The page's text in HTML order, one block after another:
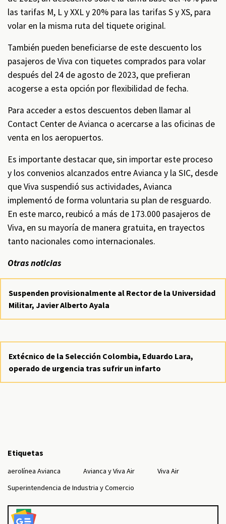
las tarifas M, L y XXL y 20% para las tarifas S y XS, para
volar en la misma ruta del tiquete original.
También pueden beneficiarse de este descuento los
pasajeros de Viva con tiquetes comprados para volar
después del 24 de agosto de 2023, que prefieran
acogerse a esta opción por flexibilidad de fecha.
Para acceder a estos descuentos deben llamar al
Contact Center de Avianca o acercarse a las oficinas de
venta en los aeropuertos.
Es importante destacar que, sin importar este proceso
y los convenios alcanzados entre Avianca y la SIC, desde
que Viva suspendió sus actividades, Avianca
implementó de forma voluntaria su plan de resguardo.
En este marco, reubicó a más de 173.000 pasajeros de
Viva, en su mayoría de manera gratuita, en trayectos
tanto nacionales como internacionales.
Otras noticias
Suspenden provisionalmente al Rector de la Universidad
Militar, Javier Alberto Ayala
Extécnico de la Selección Colombia, Eduardo Lara,
operado de urgencia tras sufrir un infarto
Etiquetas
aerolínea Avianca Avianca y Viva Air
Viva Air
Superintendencia de Industria y Comercio